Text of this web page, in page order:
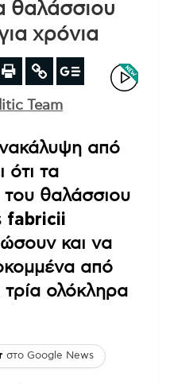
θαλάσσιου
χρόνια
Team
από
ότι τα
θαλάσσιου
fabricii
και να
από
ολόκληρα
στο Google News